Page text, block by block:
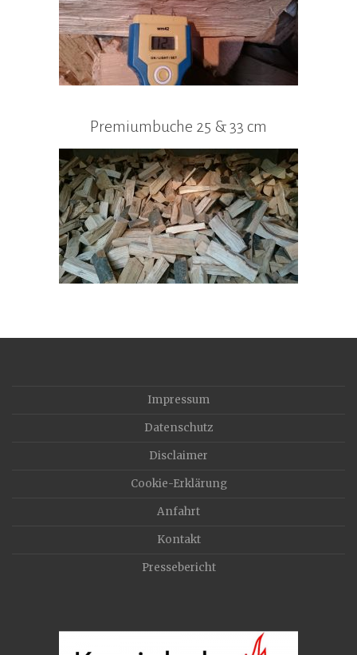
Premiumbuche 25 & 33 cm
Impressum
Datenschutz
Disclaimer
Cookie-Erklärung
Anfahrt
Kontakt
Pressebericht